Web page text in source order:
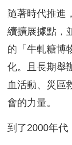
隨著時代推進
續擴展據點，
的「牛軋糖博
化。且長期舉
血活動、災區
會的力量。
到了2000年代